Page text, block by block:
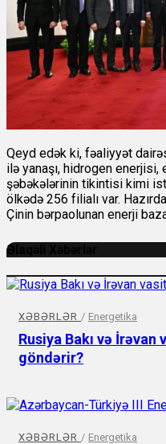
Qeyd edək ki, fəaliyyət
ilə yanaşı, hidrogen
şəbəkələrinin tikintisi kimi
ölkədə 256 filialı var.
Çinin bərpaolunan enerji
Əlaqəli Xəbərlər
XƏBƏRLƏR / Energetika
Rusiya Bakı və
göndərir?
XƏBƏRLƏR / Energetika